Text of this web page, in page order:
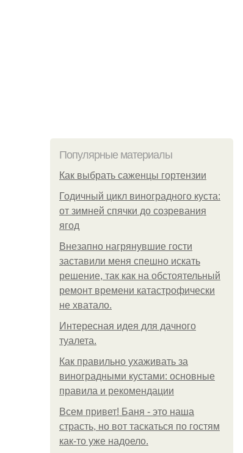
Популярные материалы
Как выбрать саженцы гортензии
Годичный цикл виноградного куста:
от зимней спячки до созревания
ягод
Внезапно нагрянувшие гости
заставили меня спешно искать
решение, так как на обстоятельный
ремонт времени катастрофически
не хватало.
Интересная идея для дачного
туалета.
Как правильно ухаживать за
виноградными кустами: основные
правила и рекомендации
Всем привет! Баня - это наша
страсть, но вот таскаться по гостям
как-то уже надоело.